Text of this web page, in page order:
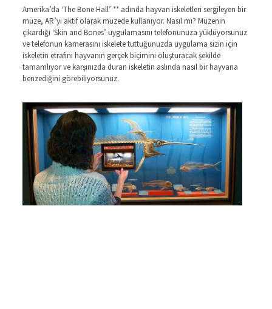
Amerika’da ‘The Bone Hall’ ** adında hayvan iskeletleri sergileyen bir
müze, AR’yi aktif olarak müzede kullanıyor. Nasıl mı? Müzenin
çıkardığı ‘Skin and Bones’ uygulamasını telefonunuza yüklüyorsunuz
ve telefonun kamerasını iskelete tuttuğunuzda uygulama sizin için
iskeletin etrafını hayvanın gerçek biçimini oluşturacak şekilde
tamamlıyor ve karşınızda duran iskeletin aslında nasıl bir hayvana
benzediğini görebiliyorsunuz.